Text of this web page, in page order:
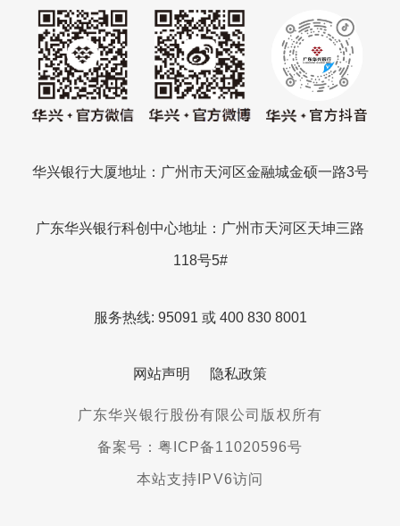
华兴银行大厦地址：广州市天河区金融城金硕一路3号
广东华兴银行科创中心地址：广州市天河区天坤三路
118号5#
服务热线: 95091 或 400 830 8001
网站声明 隐私政策
广东华兴银行股份有限公司版权所有
备案号：粤ICP备11020596号
本站支持IPV6访问